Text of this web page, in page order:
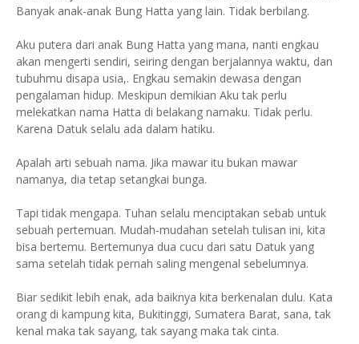
Banyak anak-anak Bung Hatta yang lain. Tidak berbilang.
Aku putera dari anak Bung Hatta yang mana, nanti engkau
akan mengerti sendiri, seiring dengan berjalannya waktu, dan
tubuhmu disapa usia,. Engkau semakin dewasa dengan
pengalaman hidup. Meskipun demikian Aku tak perlu
melekatkan nama Hatta di belakang namaku. Tidak perlu.
Karena Datuk selalu ada dalam hatiku.
Apalah arti sebuah nama. Jika mawar itu bukan mawar
namanya, dia tetap setangkai bunga.
Tapi tidak mengapa. Tuhan selalu menciptakan sebab untuk
sebuah pertemuan. Mudah-mudahan setelah tulisan ini, kita
bisa bertemu. Bertemunya dua cucu dari satu Datuk yang
sama setelah tidak pernah saling mengenal sebelumnya.
Biar sedikit lebih enak, ada baiknya kita berkenalan dulu. Kata
orang di kampung kita, Bukitinggi, Sumatera Barat, sana, tak
kenal maka tak sayang, tak sayang maka tak cinta.